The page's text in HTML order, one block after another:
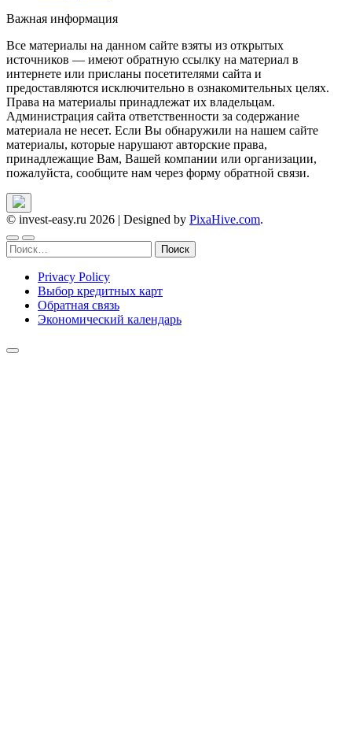
Важная информация
Все материалы на данном сайте взяты из открытых
источников — имеют обратную ссылку на материал в
интернете или присланы посетителями сайта и
предоставляются исключительно в ознакомительных целях.
Права на материалы принадлежат их владельцам.
Администрация сайта ответственности за содержание
материала не несет. Если Вы обнаружили на нашем сайте
материалы, которые нарушают авторские права,
принадлежащие Вам, Вашей компании или организации,
пожалуйста, сообщите нам через форму обратной связи.
© invest-easy.ru 2026 | Designed by PixaHive.com.
Найти:
Privacy Policy
Выбор кредитных карт
Обратная связь
Экономический календарь